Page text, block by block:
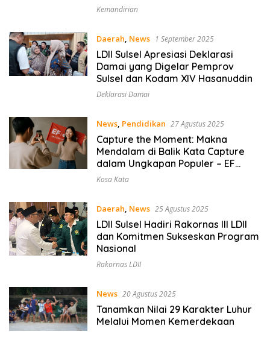
Kemandirian
Daerah, News 1 September 2025
LDII Sulsel Apresiasi Deklarasi
Damai yang Digelar Pemprov
Sulsel dan Kodam XIV Hasanuddin
Deklarasi Damai
News, Pendidikan 27 Agustus 2025
Capture the Moment: Makna
Mendalam di Balik Kata Capture
dalam Ungkapan Populer – EF
EFEKTA English for Adults
Kosa Kata
Daerah, News 25 Agustus 2025
LDII Sulsel Hadiri Rakornas III LDII
dan Komitmen Sukseskan Program
Nasional
Rakornas LDII
News 20 Agustus 2025
Tanamkan Nilai 29 Karakter Luhur
Melalui Momen Kemerdekaan